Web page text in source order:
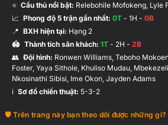
⭐ Cầu thủ nổi bật: Relebohile Mofokeng, Lyle
📈 Phong độ 5 trận gần nhất: 0T - 1H - 0B
📍 BXH hiện tại: Hạng 2
🏟️ Thành tích sân khách: 1T - 2H - 2B
👥 Đội hình: Ronwen Williams, Teboho
Foster, Yaya Sithole, Khuliso Mudau,
Nkosinathi Sibisi, Ime Okon, Jayden Adams
ℹ️️ Sơ đồ chiến thuật: 5-3-2
Trên trang này bạn theo dõi được những gì?